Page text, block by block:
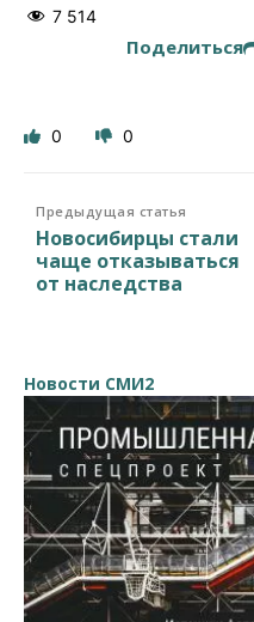
7 514
Поделиться
0 0
Предыдущая статья
Новосибирцы стали
чаще отказываться
от наследства
Новости СМИ2